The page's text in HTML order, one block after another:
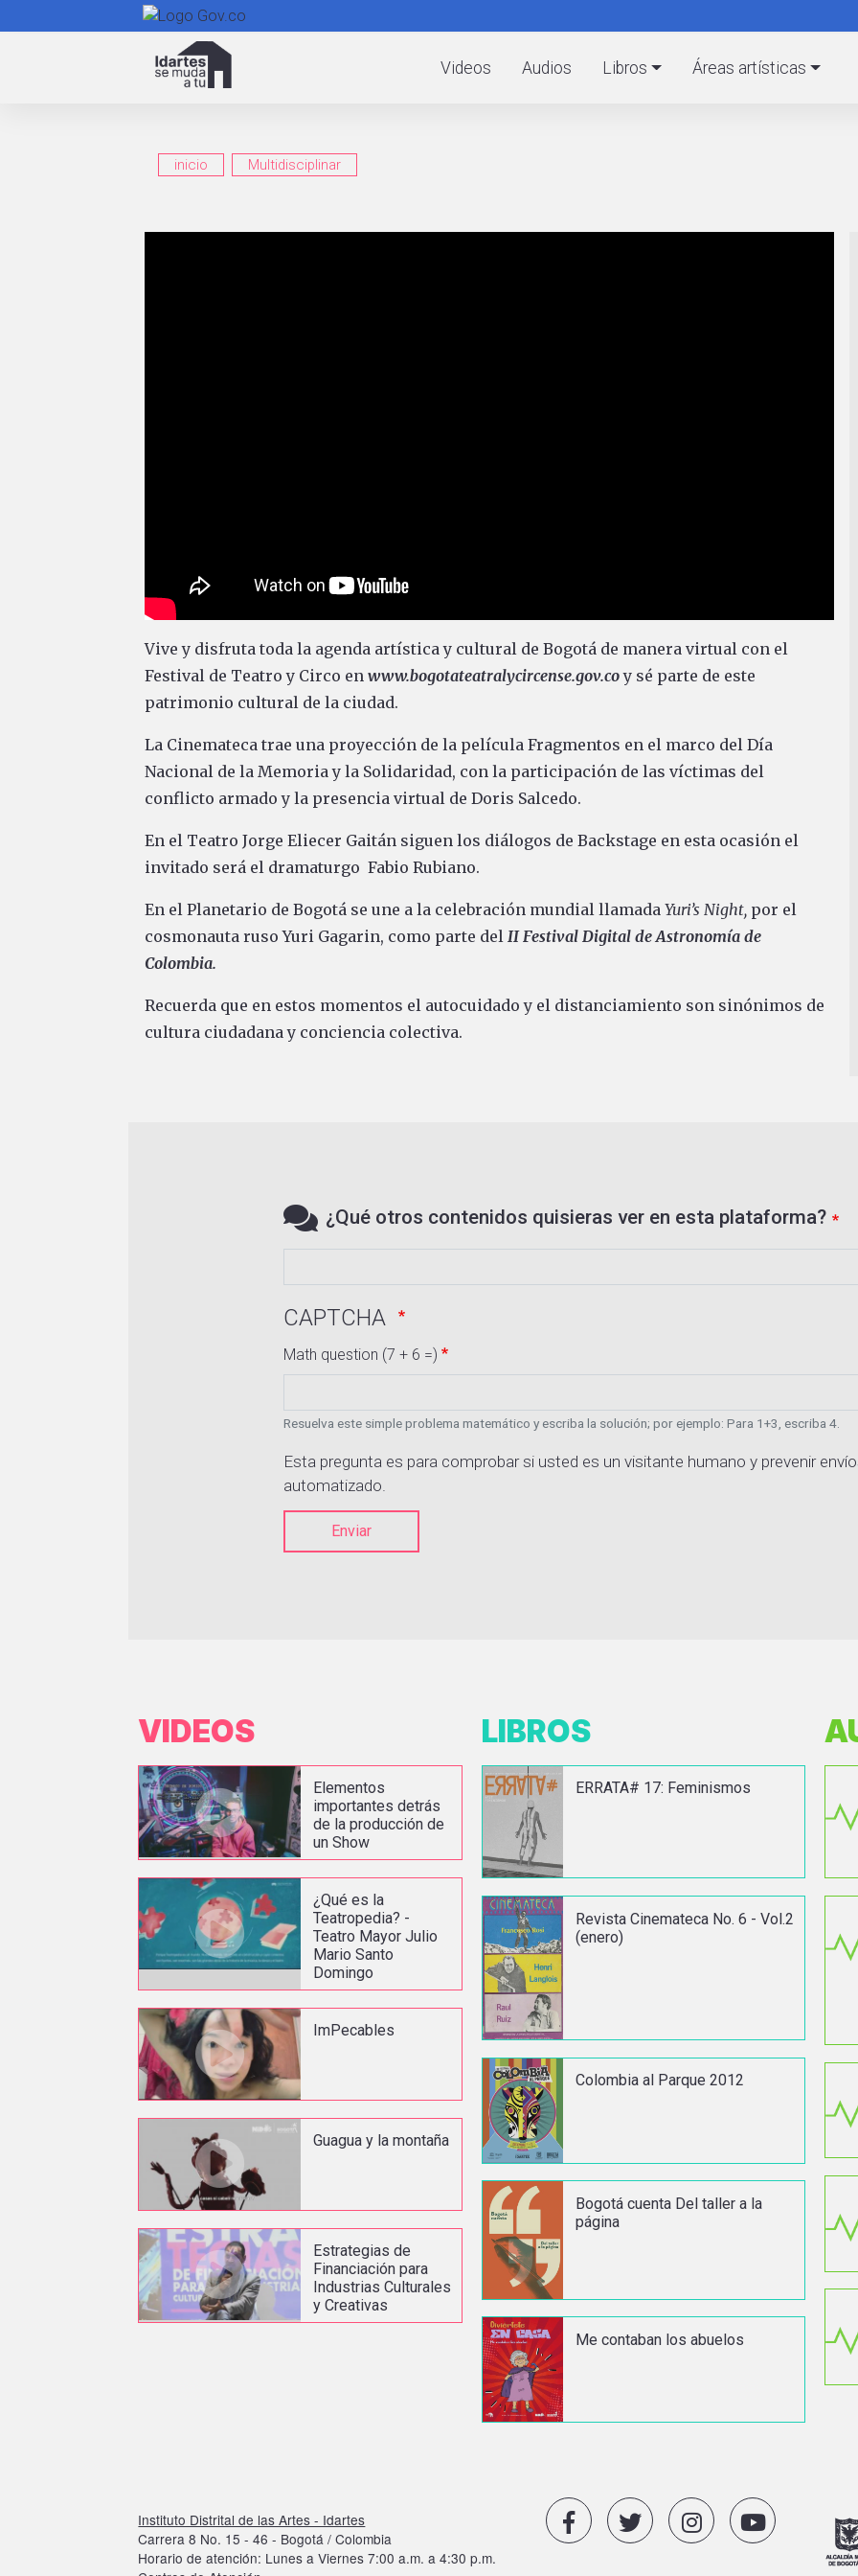
al
contenido
Videos Audios Libros Áreas artísticas
inicio Multidisciplinar
Vive y disfruta toda la agenda artística y cultural de Bogotá de manera virtual con el
Festival de Teatro y Circo en www.bogotateatralycircense.gov.coy sé parte de este
patrimonio cultural de la ciudad.
La Cinemateca trae una proyección de la película Fragmentos en el marco del Día
Nacional de la Memoria y la Solidaridad, con la participación de las víctimas del
conflicto armado y la presencia virtual de Doris Salcedo.
En el Teatro Jorge Eliecer Gaitán siguen los diálogos de Backstage en esta ocasión el
invitado será el dramaturgo Fabio Rubiano.
En el Planetario de Bogotá se une a la celebración mundial llamada Yuri’s Night,por el
cosmonauta ruso Yuri Gagarin, como parte del II Festival Digital de Astronomía de
Colombia.
Recuerda que en estos momentos el autocuidado y el distanciamiento son sinónimos de
cultura ciudadana y conciencia colectiva.
¿Qué otros contenidos quisieras ver en esta plataforma?
CAPTCHA
Math question (7 + 6 =)
Resuelva este simple problema matemático y escriba la solución; por ejemplo: Para 1+3, escriba 4.
Esta pregunta es para comprobar si usted es un visitante humano y prevenir
automatizado.
Enviar
VIDEOS
Elementos
importantes detrás
de la producción de
un Show
¿Qué es la
Teatropedia? -
Teatro Mayor Julio
Mario Santo
Domingo
ImPecables
Guagua y la montaña
Estrategias de
Financiación para
Industrias Culturales
y Creativas
LIBROS
ERRATA# 17: Feminismos
Revista Cinemateca No. 6 - Vol.2
(enero)
Colombia al Parque 2012
Bogotá cuenta Del taller a la
página
Me contaban los abuelos
Instituto Distrital de las Artes - Idartes
Carrera 8 No. 15 - 46 - Bogotá / Colombia
Horario de atención: Lunes a Viernes 7:00 a.m. a 4:30 p.m.